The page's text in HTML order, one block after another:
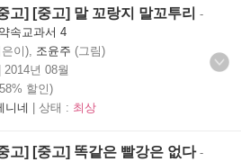
고] [중고] 말 꼬랑지 말꼬투리 -
속교과서 4
이), 조윤주 (그림)
| 2014년 08월
할인)
니네 | 상태 : 최상
고] [중고] 똑같은 빨강은 없다-